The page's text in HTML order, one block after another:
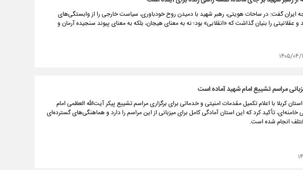
ایران گفت: در ساحات هویتی، رهبر شهید با دمیدن روح خودباوری، سیاست خارجی را از وابستگی‌های
و عقلانیتی را بنیان گذاشت که «انقلابی» بود؛ نه به معنای هیجان، بلکه به معنای پیوند سنجیده آرمان و
۰۴/۱۳
مراسم تشییع امام شهید آماده است
کربلا با اعلام تکمیل مقدمات امنیتی و خدماتی برای برگزاری مراسم تشییع پیکر آیت‌الله العظمی امام
تأکید کرد که این استان آمادگی کامل برای میزبانی از این مراسم را دارد و هماهنگی‌های گسترده‌ای
انجام شده است.